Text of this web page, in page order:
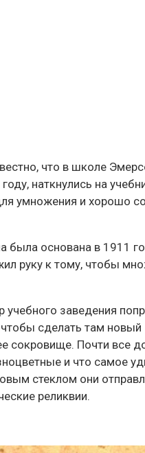
что в школе
наткнулись на
умножения и хорошо
была основана в 1911
руку к тому, чтобы
учебного заведения
сделать там
сокровище. Почти все
и что самое
стеклом они
реликвии.